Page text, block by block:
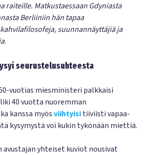
raiteille. Matkustaessaan Gdyniasta
Berliiniin hän tapaa
suunnannäyttäjiä ja
.
seurustelusuhteesta
vuotias miesministeri palkkaisi
40 vuotta nuoremman
kanssa myösviihtyisitiiviisti vapaa-
kysymystä voi kukin tykönään miettiä.
avustajan yhteiset kuviot nousivat